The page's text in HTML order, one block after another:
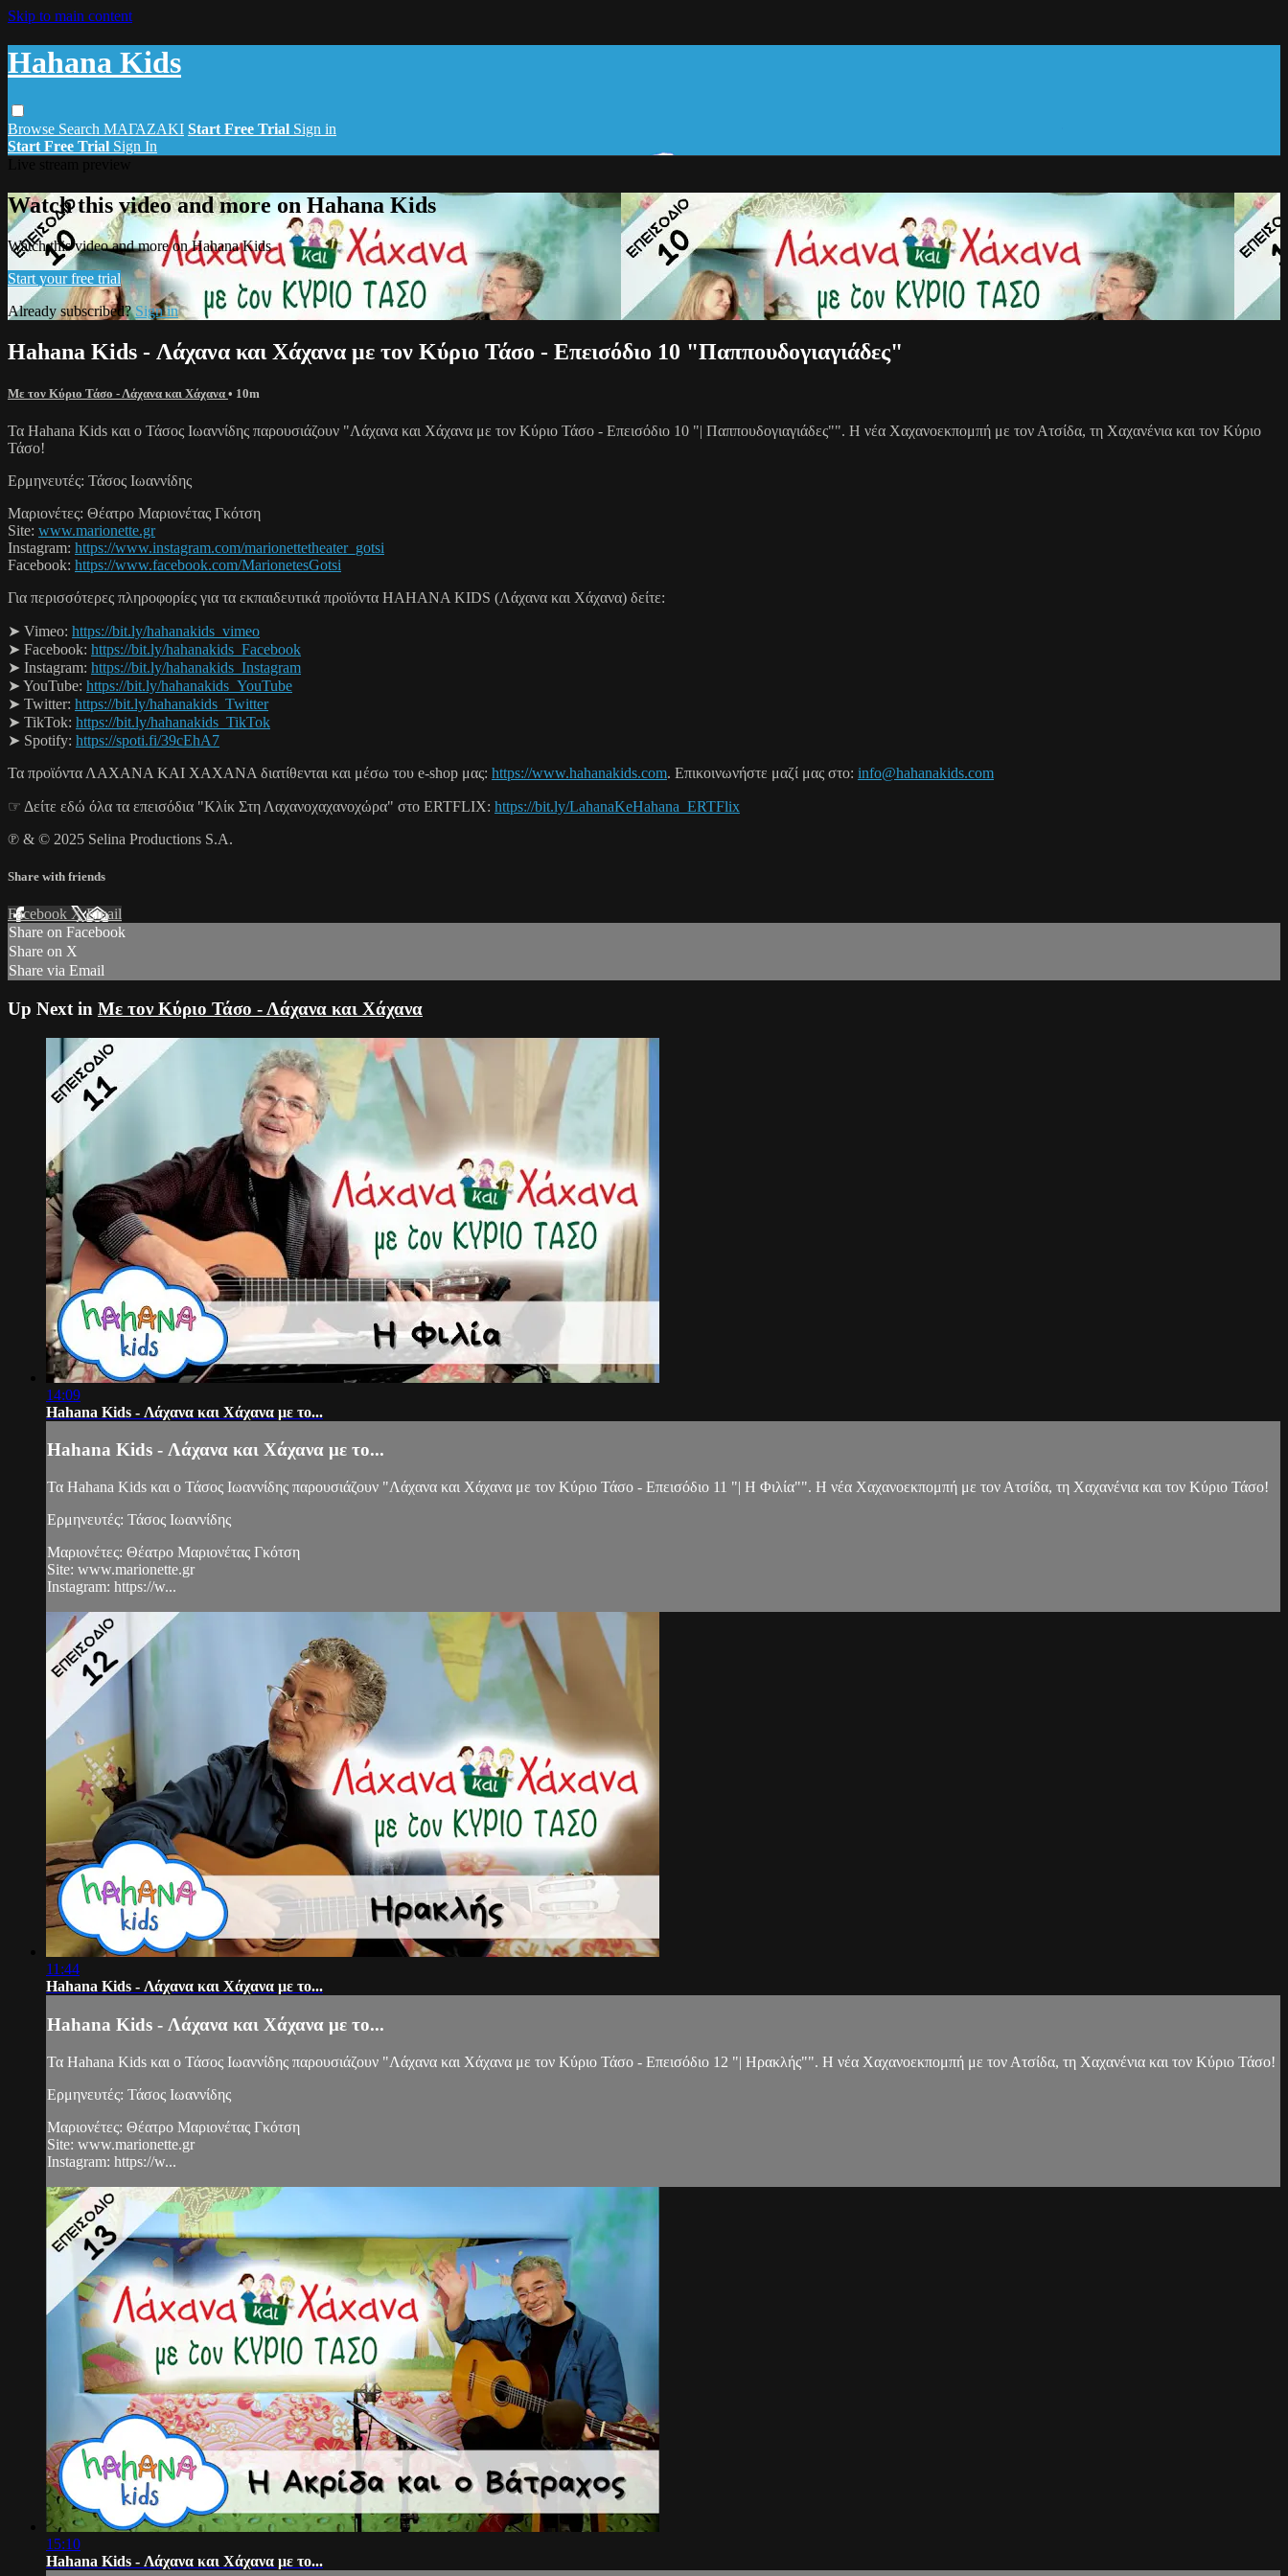
Skip to main content
Hahana Kids
Browse Search ΜΑΓΑΖΑΚΙ Start Free Trial Sign in
Start Free Trial Sign In
Watch this video and more on Hahana Kids
Watch this video and more on Hahana Kids
Start your free trial
Already subscribed?Sign in
Hahana Kids - Λάχανα και Χάχανα με τον Κύριο Τάσο - Επεισόδιο 10 "Παππουδογιαγιάδες"
Mε τον Κύριο Τάσο - Λάχανα και Χάχανα • 10m
Τα Hahana Kids και ο Τάσος Ιωαννίδης παρουσιάζουν "Λάχανα και Χάχανα με τον Κύριο Τάσο - Επεισόδιο 10 "| Παππουδογιαγιάδες"". Η νέα Χαχανοεκπομπή με τον Ατσίδα, τη Χαχανένια και τον Κύριο
Τάσο!
Ερμηνευτές: Τάσος Ιωαννίδης
Μαριονέτες: Θέατρο Μαριονέτας Γκότση
Site: www.marionette.gr
Instagram: https://www.instagram.com/marionettetheater_gotsi
Facebook: https://www.facebook.com/MarionetesGotsi
Για περισσότερες πληροφορίες για τα εκπαιδευτικά προϊόντα HAHANA KIDS (Λάχανα και Χάχανα) δείτε:
➤ Vimeo: https://bit.ly/hahanakids_vimeo
➤ Facebook: https://bit.ly/hahanakids_Facebook
➤ Instagram: https://bit.ly/hahanakids_Instagram
➤ YouTube: https://bit.ly/hahanakids_YouTube
➤ Twitter: https://bit.ly/hahanakids_Twitter
➤ TikTok: https://bit.ly/hahanakids_TikTok
➤ Spotify: https://spoti.fi/39cEhA7
Τα προϊόντα ΛΑΧΑΝΑ ΚΑΙ ΧΑΧΑΝΑ διατίθενται και μέσω του e-shop μας: https://www.hahanakids.com. Επικοινωνήστε μαζί μας στο: info@hahanakids.com
☞ Δείτε εδώ όλα τα επεισόδια "Κλίκ Στη Λαχανοχαχανοχώρα" στο ERTFLIX: https://bit.ly/LahanaKeHahana_ERTFlix
℗ & © 2025 Selina Productions S.A.
Share with friends
Facebook XEmail
Share on Facebook
Share on X
Share via Email
Up Next in Mε τον Κύριο Τάσο - Λάχανα και Χάχανα
14:09
Hahana Kids - Λάχανα και Χάχανα με το...
Hahana Kids - Λάχανα και Χάχανα με το...
Τα Hahana Kids και ο Τάσος Ιωαννίδης παρουσιάζουν "Λάχανα και Χάχανα με τον Κύριο Τάσο - Επεισόδιο 11 "| Η Φιλία"". Η νέα Χαχανοεκπομπή με τον Ατσίδα, τη Χαχανένια και τον Κύριο Τάσο!
Ερμηνευτές: Τάσος Ιωαννίδης
Μαριονέτες: Θέατρο Μαριονέτας Γκότση
Site: www.marionette.gr
Instagram: https://w...
11:44
Hahana Kids - Λάχανα και Χάχανα με το...
Hahana Kids - Λάχανα και Χάχανα με το...
Τα Hahana Kids και ο Τάσος Ιωαννίδης παρουσιάζουν "Λάχανα και Χάχανα με τον Κύριο Τάσο - Επεισόδιο 12 "| Ηρακλής"". Η νέα Χαχανοεκπομπή με τον Ατσίδα, τη Χαχανένια και τον Κύριο Τάσο!
Ερμηνευτές: Τάσος Ιωαννίδης
Μαριονέτες: Θέατρο Μαριονέτας Γκότση
Site: www.marionette.gr
Instagram: https://w...
15:10
Hahana Kids - Λάχανα και Χάχανα με το...